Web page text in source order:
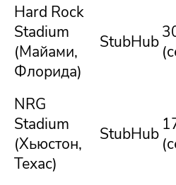
Hard Rock
Stadium
(Майами,
Флорида)
StubHub
NRG
Stadium
(Хьюстон,
Техас)
StubHub